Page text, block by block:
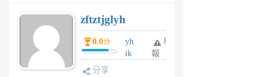
月
前
zftztjglyh
0.0分
yh
ik
舉
報
分享